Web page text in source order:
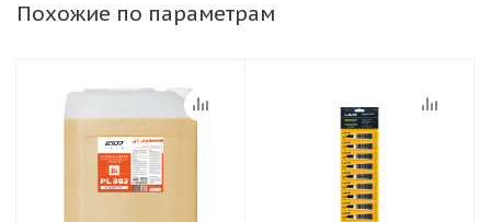
Похожие по параметрам